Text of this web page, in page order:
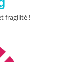
fragilité !